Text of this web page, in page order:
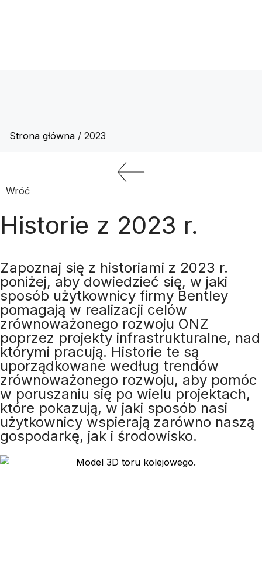
Strona główna / 2023
Wróć
Historie z 2023 r.
Zapoznaj się z historiami z 2023 r.
poniżej, aby dowiedzieć się, w jaki
sposób użytkownicy firmy Bentley
pomagają w realizacji celów
zrównoważonego rozwoju ONZ
poprzez projekty infrastrukturalne, nad
którymi pracują. Historie te są
uporządkowane według trendów
zrównoważonego rozwoju, aby pomóc
w poruszaniu się po wielu projektach,
które pokazują, w jaki sposób nasi
użytkownicy wspierają zarówno naszą
gospodarkę, jak i środowisko.